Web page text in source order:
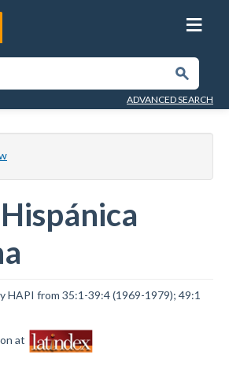
Submit
ADVANCED SEARCH
HAPI from 35:1-39:4 (1969-1979); 49:1
at